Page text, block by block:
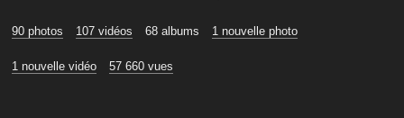
90 photos 107 vidéos 68 albums 1 nouvelle photo
1 nouvelle vidéo 57 660 vues